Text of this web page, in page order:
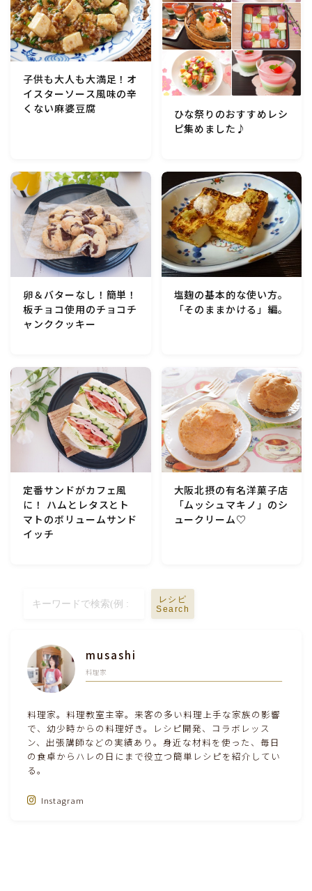
パン・パンケーキ・スコーン・食事パイ・ケークサレ・
粉もの
米/ご飯料理・もち料理
麺料理(パスタ・うどん・そうめん・春雨など)
豆腐・厚揚げ・油揚げ・納豆・豆類・豆製品料理
缶詰料理(ツナ・サバ・いわし・ホタテ貝柱・コーン
等)
行事食(おせち・ハロウィン・クリスマス・雛祭り・子
供の日・七夕等)
乾物・海藻・麩料理
お弁当
漬物・ピクルス・保存食・発酵食品
圧力鍋使用の料理
ソース・ドレッシング・たれ・ディップ類
ドリンク・シロップ・ジャム類
テーブルコーディネート・食器・調理器具
離乳食・キッズメニュー
育児徒然
その他徒然
子供も大人も大満足！オ
イスターソース風味の辛
くない麻婆豆腐
ひな祭りのおすすめレシ
ピ集めました♪
卵＆バターなし！簡単！
板チョコ使用のチョコチ
ャンククッキー
塩麹の基本的な使い方。
「そのままかける」編。
定番サンドがカフェ風
に！ ハムとレタスとト
マトのボリュームサンド
イッチ
大阪北摂の有名洋菓子店
「ムッシュマキノ」のシ
ュークリーム♡
レシピ
Search
musashi
料理家
料理家。料理教室主宰。来客の多い料理上手な家族の影響
で、幼少時からの料理好き。レシピ開発、コラボレッス
ン、出張講師などの実績あり。身近な材料を使った、毎日
の食卓からハレの日にまで役立つ簡単レシピを紹介してい
る。
Instagram